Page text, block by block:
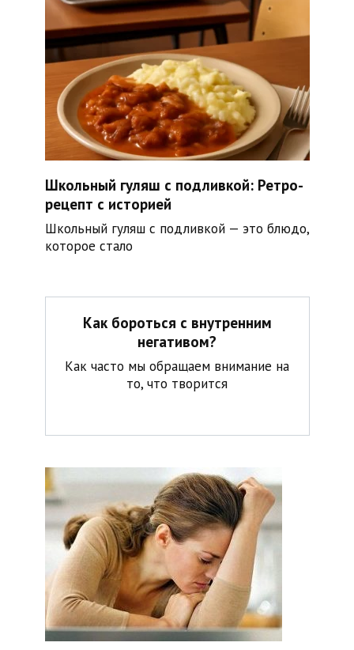
Школьный гуляш с подливкой: Ретро-
рецепт с историей
Школьный гуляш с подливкой — это блюдо,
которое стало
Как бороться с внутренним
негативом?
Как часто мы обращаем внимание на
то, что творится